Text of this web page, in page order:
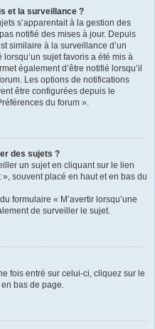
et la surveillance ?
s’apparentait à la gestion des
notifié des mises à jour. Depuis
similaire à la surveillance d’un
sujet favoris a été mis à
également d’être notifié lorsqu’il
Les options de notifications
être configurées depuis le
du forum ».
des sujets ?
un sujet en cliquant sur le lien
souvent placé en haut et en bas du
formulaire « M’avertir lorsqu’une
de surveiller le sujet.
fois entré sur celui-ci, cliquez sur le
bas de page.